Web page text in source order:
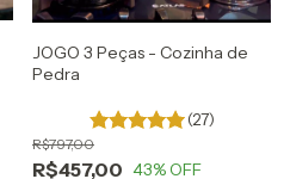
JOGO 3 Peças - Cozinha de
Pedra
(27)
R$457,00
R$797,00
43% OFF